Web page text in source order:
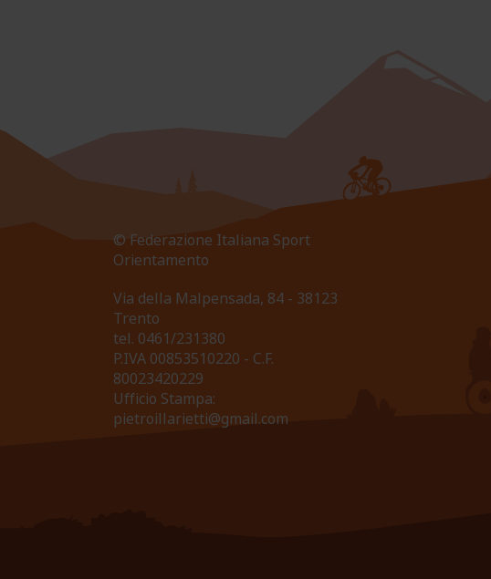
© Federazione Italiana Sport
Orientamento
Via della Malpensada, 84 - 38123
Trento
tel. 0461/231380
P.IVA 00853510220 - C.F.
80023420229
Ufficio Stampa:
pietroillarietti@gmail.com